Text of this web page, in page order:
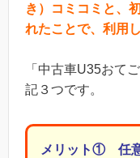
き）コミコミと、
れたことで、利用
「中古車U35おて
記３つです。
メリット① 任意